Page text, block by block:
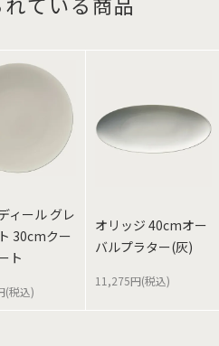
ィール グレ
30cmクー
ト
(税込)
オリッジ 40cmオー
バルプラター(灰)
11,275円(税込)